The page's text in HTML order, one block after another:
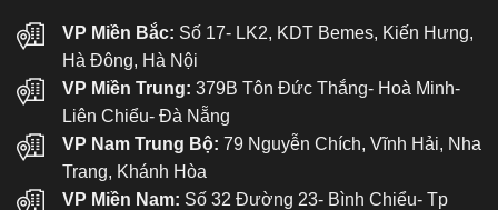
VP Miền Bắc: Số 17- LK2, KDT Bemes, Kiến Hưng,
Hà Đông, Hà Nội
VP Miền Trung: 379B Tôn Đức Thắng- Hoà Minh-
Liên Chiểu- Đà Nẵng
VP Nam Trung Bộ: 79 Nguyễn Chích, Vĩnh Hải, Nha
Trang, Khánh Hòa
VP Miền Nam: Số 32 Đường 23- Bình Chiểu- Tp